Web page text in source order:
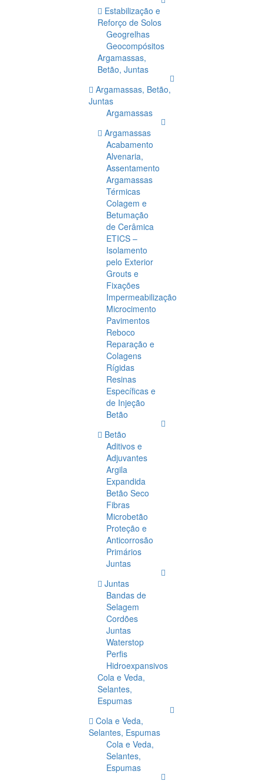
Estabilização e
Reforço de Solos
Geogrelhas
Geocompósitos
Argamassas,
Betão, Juntas
Argamassas, Betão,
Juntas
Argamassas
Argamassas
Acabamento
Alvenaria,
Assentamento
Argamassas
Térmicas
Colagem e
Betumação
de Cerâmica
ETICS –
Isolamento
pelo Exterior
Grouts e
Fixações
Impermeabilização
Microcimento
Pavimentos
Reboco
Reparação e
Colagens
Rígidas
Resinas
Específicas e
de Injeção
Betão
Betão
Aditivos e
Adjuvantes
Argila
Expandida
Betão Seco
Fibras
Microbetão
Proteção e
Anticorrosão
Primários
Juntas
Juntas
Bandas de
Selagem
Cordões
Juntas
Waterstop
Perfis
Hidroexpansivos
Cola e Veda,
Selantes,
Espumas
Cola e Veda,
Selantes, Espumas
Cola e Veda,
Selantes,
Espumas